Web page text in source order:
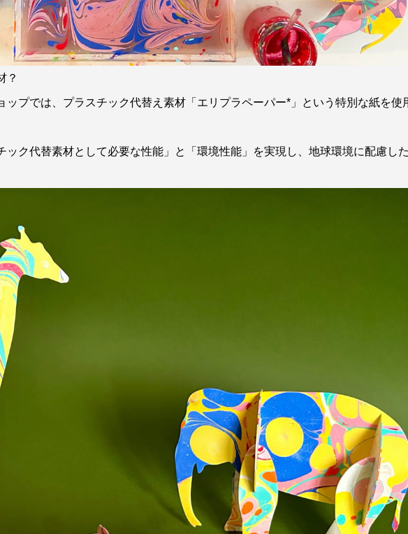
？
ップでは、プラスチック代替え素材「エリプラペーパー*」という特別な紙を使
ック代替素材として必要な性能」と「環境性能」を実現し、地球環境に配慮し